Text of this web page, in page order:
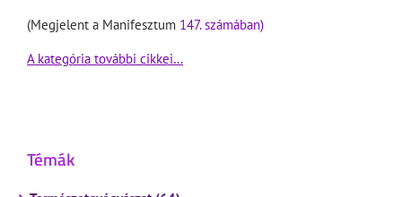
(Megjelent a Manifesztum 147. számában)
A kategória további cikkei…
Témák